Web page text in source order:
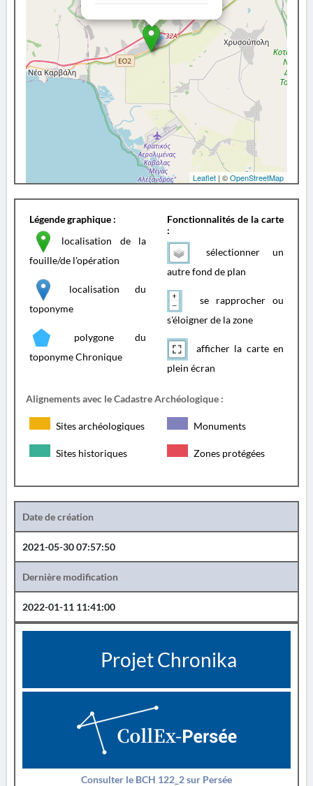
Leaflet | ©OpenStreetMap
Légende graphique :
localisation de la
fouille/de l'opération
localisation du
toponyme
polygone du
toponyme Chronique
Fonctionnalités de la carte
:
sélectionner un
autre fond de plan
se rapprocher ou
s'éloigner de la zone
afficher la carte en
plein écran
Alignements avec le Cadastre Archéologique :
Sites archéologiques Monuments
Sites historiques Zones protégées
Date de création
2021-05-30 07:57:50
Dernière modification
2022-01-11 11:41:00
Projet Chronika
Consulter le BCH 122_2 sur Persée